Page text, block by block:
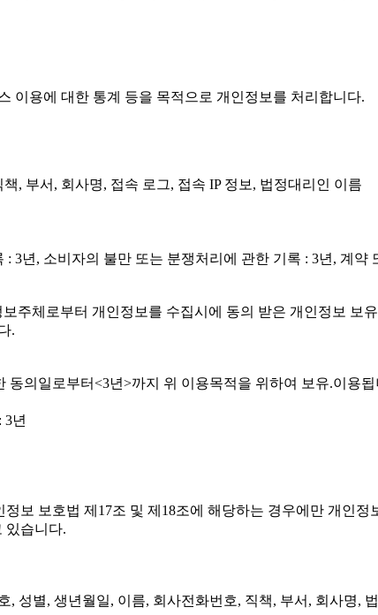
이용에 대한 통계 등을 목적으로 개인정보를 처리합니다.
, 부서, 회사명, 접속 로그, 접속 IP 정보, 법정대리인 이름
3년, 소비자의 불만 또는 분쟁처리에 관한 기록 : 3년, 계약
주체로부터 개인정보를 수집시에 동의 받은 개인정보 보
.
의일로부터<3년>까지 위 이용목적을 위하여 보유.이용됩
년
보 보호법 제17조 및 제18조에 해당하는 경우에만 개인정
있습니다.
성별, 생년월일, 이름, 회사전화번호, 직책, 부서, 회사명,